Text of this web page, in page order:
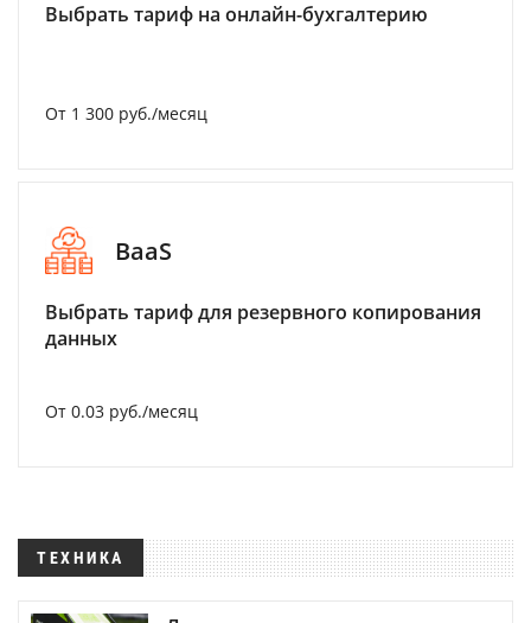
Выбрать тариф на онлайн-бухгалтерию
От 1 300 руб./месяц
BaaS
Выбрать тариф для резервного копирования
данных
От 0.03 руб./месяц
ТЕХНИКА